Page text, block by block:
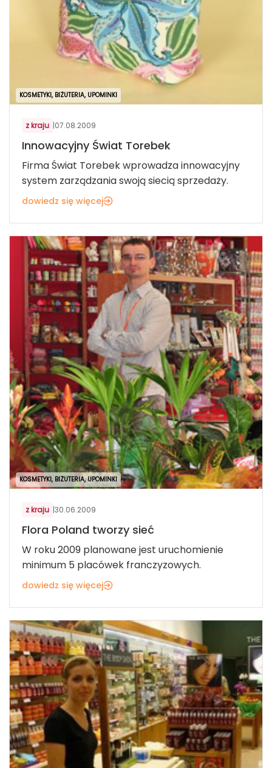
KOSMETYKI, BIŻUTERIA, UPOMINKI
z kraju |07.08.2009
Innowacyjny Świat Torebek
Firma Świat Torebek wprowadza innowacyjny
system zarządzania swoją siecią sprzedaży.
dowiedz się więcej
KOSMETYKI, BIŻUTERIA, UPOMINKI
z kraju |30.06.2009
Flora Poland tworzy sieć
W roku 2009 planowane jest uruchomienie
minimum 5 placówek franczyzowych.
dowiedz się więcej